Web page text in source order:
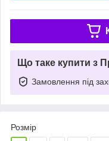
Що таке купити з
Замовлення під
Розмір